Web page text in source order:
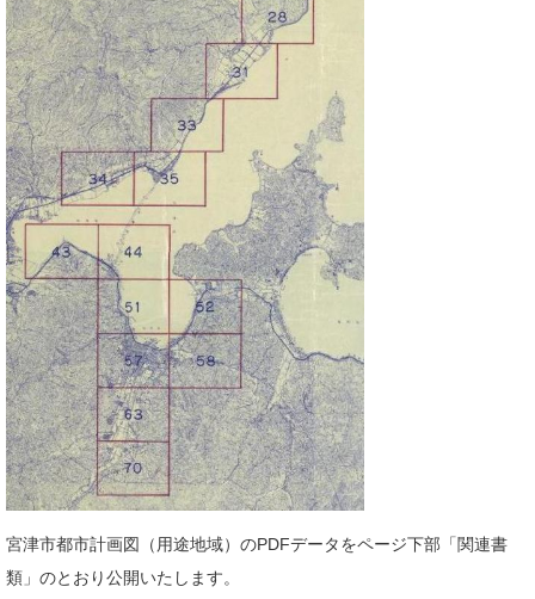
宮津市都市計画図（用途地域）のPDFデータをページ下部「関連書
類」のとおり公開いたします。